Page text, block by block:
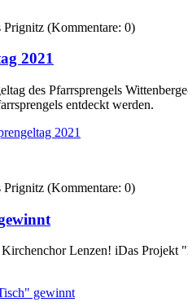
(Kommentare: 0)
2021
des Pfarrsprengels
entdeckt werden.
2021
(Kommentare: 0)
Lenzen! iDas
gewinnt